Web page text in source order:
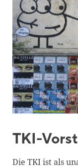
TKI-
Die TKI ist als